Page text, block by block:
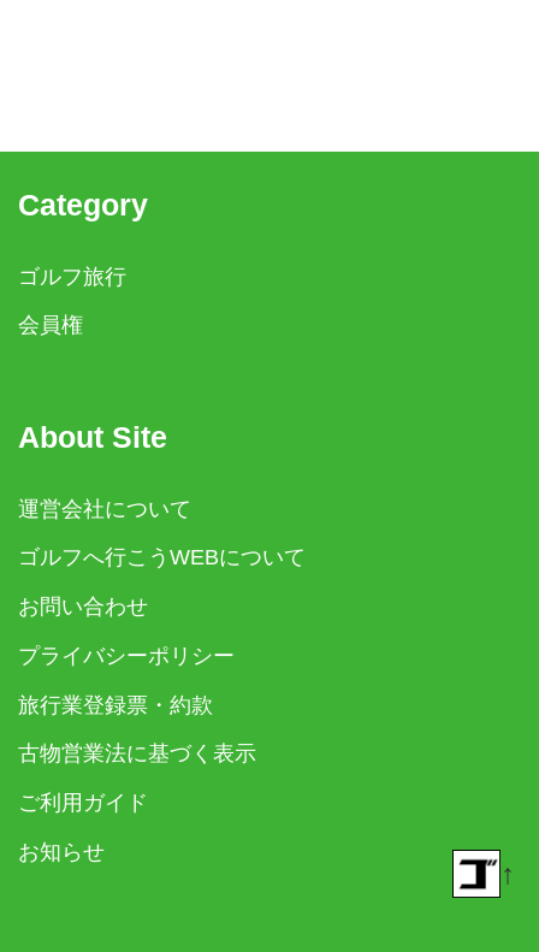
Category
ゴルフ旅行
会員権
About Site
運営会社について
ゴルフへ行こうWEBについて
お問い合わせ
プライバシーポリシー
旅行業登録票・約款
古物営業法に基づく表示
ご利用ガイド
お知らせ
↑